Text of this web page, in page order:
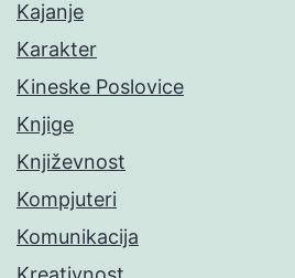
Kajanje
Karakter
Kineske Poslovice
Knjige
Književnost
Kompjuteri
Komunikacija